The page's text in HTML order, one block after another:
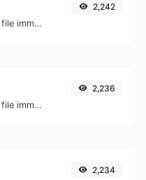
Converti facilmente i file immagine WEBP in PNG.
2,242
Converti facilmente i file immagine ICO in PNG.
2,236
2,234